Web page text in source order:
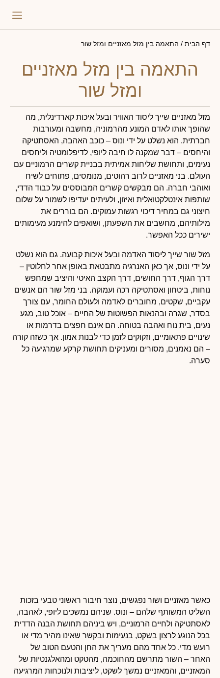
דף הבית / התאמה בין מזל מאזניים ומזל שור
התאמה בין מזל מאזניים
ומזל שור
מזל מאזניים שייך ליסוד האוויר ובעל איכות קארדינלית, מה
שהופך אותו לאדם המונע מהרמוניה, מחשבה ומעורבות
חברתית. הוא נשלט על ידי ונוס – כוכב האהבה, האסתטיקה
והיחסים – דבר שמקנה לו חיבה ליופי, לדיפלומטיה וליחסים
נעימים, ותחושת שליחות אמיתית בבניית קשרים הרמוניים עם
העולם. בני מאזניים לרוב רהוטים, מנומסים, פתוחים לשיח
ואוהבי חברה. הם מבקשים קשרים המבוססים על כבוד הדדי,
שותפות אינטלקטואלית ואיזון, ולעיתים יעדיפו לשמור על שלום
חיצוני גם במחיר דיכוי רגשות עמוקים. הם בוררים את
מילותיהם, מחשבים את השפעתן, ושואפים להימנע מעימותים
ישירים ככל האפשר.
מזל שור שייך ליסוד האדמה ובעל איכות קבועה. גם הוא נשלט
על ידי ונוס, אך כאן האנרגיה מתבטאת באופן אחר לחלוטין –
דרך הגוף, דרך החושים, דרך הקצב האיטי והיציב שמחפש
נוחות, ביטחון ואסתטיקה רכה ועמוקה. בני מזל שור הם אנשים
עקביים, שקטים, מחוברים לאדמה ולעולם החומר, עם צורך
בסדר, שגרה ובהנאות הפשוטות של החיים – אוכל טוב, מגע
נעים, בית נוח ואהבה בטוחה. הם אינם חפצים בדרמות או
שינויים פתאומיים, וזקוקים לזמן כדי לבנות אמון. אך כשזה קורה
– הם נאמנים, מסורים ומעניקים תחושת קרקע שמרגיעה כל
סערה.
כאשר מאזניים ושור נפגשים, נוצר חיבור ראשוני טבעי בזכות
השליט המשותף שלהם – ונוס. שניהם נמשכים ליופי, לאהבה,
לאסתטיקה ולחיים הרמוניים, ויש ביניהם תחושת הבנה הדדית
בכל הנוגע לרצון בשקט, בנעימות ובקשר שאינו מהיר מדי או
רועש מדי. כל אחד מהם מעריך את החן והטעם הטוב של
האחר – השור מתרשם מהחוכמה, מהטקט ומהאלגנטיות של
המאזניים, והמאזניים נמשך לשקט, ליציבות ולנוכחות המרגיעה